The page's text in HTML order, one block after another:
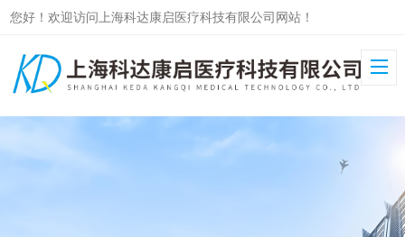
您好！欢迎访问上海科达康启医疗科技有限公司网站！